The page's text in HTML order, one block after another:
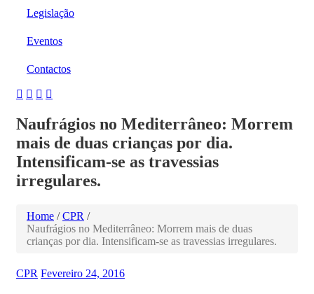
Legislação
Eventos
Contactos
Naufrágios no Mediterrâneo: Morrem
mais de duas crianças por dia.
Intensificam-se as travessias
irregulares.
Home / CPR /
Naufrágios no Mediterrâneo: Morrem mais de duas
crianças por dia. Intensificam-se as travessias irregulares.
CPR Fevereiro 24, 2016